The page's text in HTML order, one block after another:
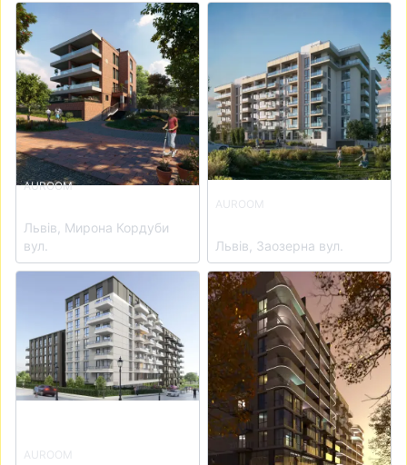
View details for ЖК Auroom Iron
AUROOM
Львів, Мирона Кордуби
вул.
AUROOM
Львів, Заозерна вул.
View details for ЖК Auroom Urban
AUROOM
View details for ЖК Auroom